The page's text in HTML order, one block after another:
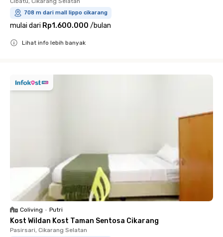
708 m dari mall lippo cikarang
mulai dari Rp1.600.000 /bulan
Lihat info lebih banyak
Coliving • Putri
Kost Wildan Kost Taman Sentosa Cikarang
Pasirsari, Cikarang Selatan